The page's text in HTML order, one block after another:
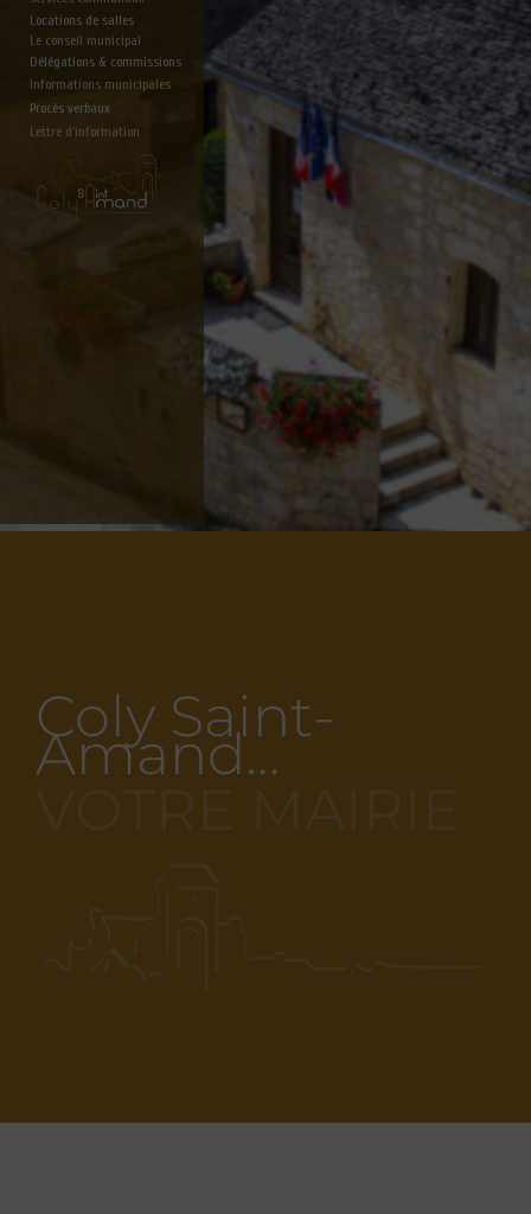
Locations de salles
Le conseil municipal
Délégations & commissions
Informations municipales
Lettre d'information
Procès verbaux
Coly Saint-
Amand…